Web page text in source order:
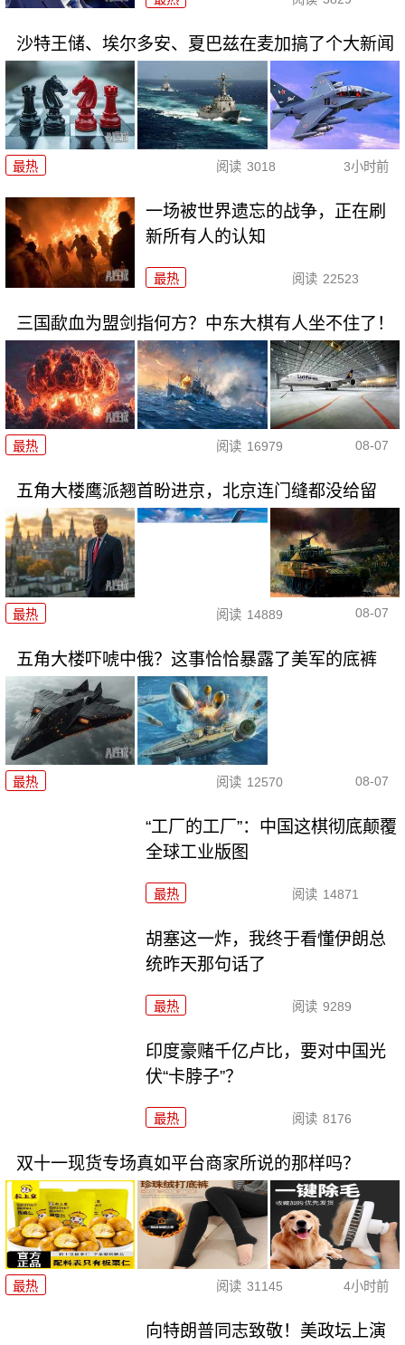
沙特王储、埃尔多安、夏巴兹在麦加搞了个大新闻
最热 阅读 3018 3小时前
一场被世界遗忘的战争，正在刷
新所有人的认知
最热 阅读 22523
三国歃血为盟剑指何方？中东大棋有人坐不住了！
最热 阅读 16979 08-07
五角大楼鹰派翘首盼进京，北京连门缝都没给留
最热 阅读 14889 08-07
五角大楼吓唬中俄？这事恰恰暴露了美军的底裤
最热 阅读 12570 08-07
“工厂的工厂”：中国这棋彻底颠覆
全球工业版图
最热 阅读 14871
胡塞这一炸，我终于看懂伊朗总
统昨天那句话了
最热 阅读 9289
印度豪赌千亿卢比，要对中国光
伏“卡脖子”？
最热 阅读 8176
双十一现货专场真如平台商家所说的那样吗？
最热 阅读 31145 4小时前
向特朗普同志致敬！美政坛上演